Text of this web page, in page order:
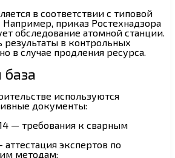
в соответствии с типовой
приказ Ростехнадзора
обследование атомной станции.
в контрольных
в случае продления ресурса.
используются
документы:
— требования к сварным
аттестация экспертов по
методам;